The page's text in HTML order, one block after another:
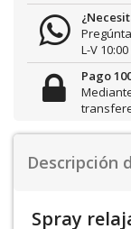
L-V
Pago
Descripción
Spray